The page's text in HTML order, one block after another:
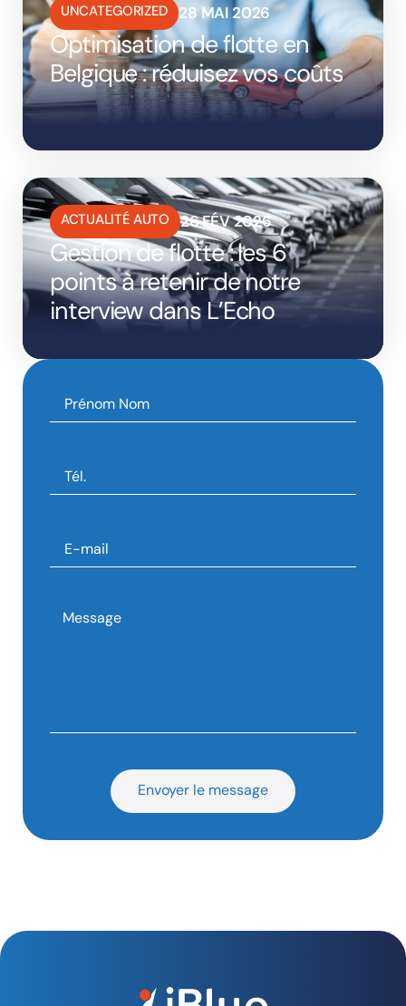
UNCATEGORIZED 28 MAI 2026
Optimisation de flotte en
Belgique : réduisez vos coûts
ACTUALITÉ AUTO 26 FÉV 2026
Gestion de flotte : les 6
points à retenir de notre
interview dans L’Echo
Envoyer le message